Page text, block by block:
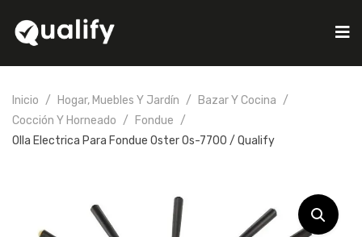
Inicio Hogar, Muebles Y Jardín
Bazar Y Cocina
Cocción Y Horneado
Fondue
Olla Electrica Para Fondue Oster Os-7700 / Qualify